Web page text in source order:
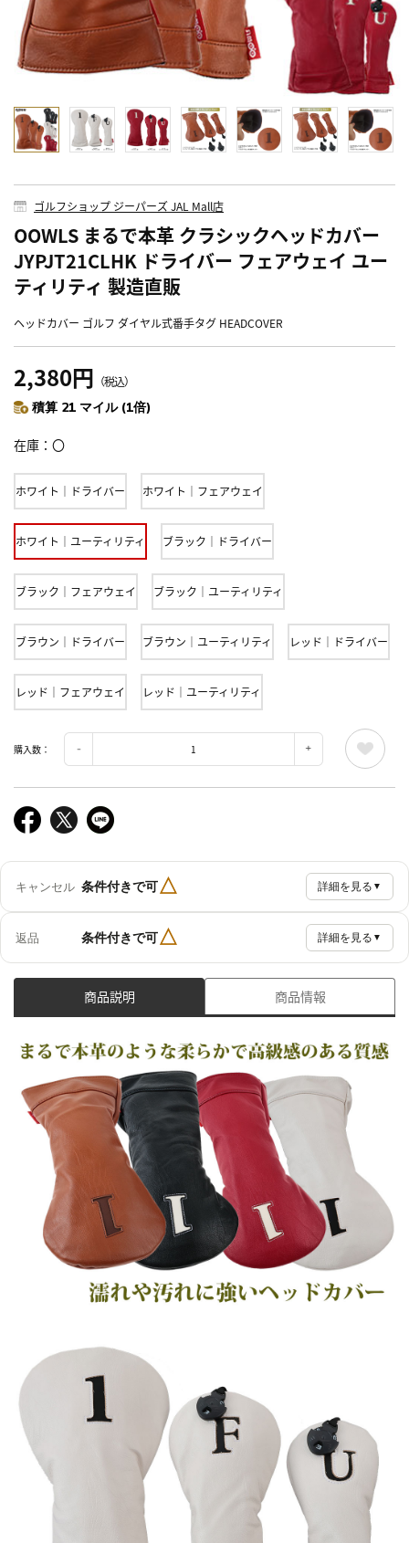
ゴルフショップ ジーパーズ JAL Mall店
OOWLS まるで本革 クラシックヘッドカバー
JYPJT21CLHK ドライバー フェアウェイ ユー
ティリティ 製造直販
ヘッドカバー ゴルフ ダイヤル式番手タグ HEADCOVER
2,380円 （税込）
積算 21 マイル (1倍)
在庫 〇
ホワイト｜ドライバー ホワイト｜フェアウェイ
ホワイト｜ユーティリティ ブラック｜ドライバー
ブラック｜フェアウェイ ブラック｜ユーティリティ
ブラウン｜ドライバー ブラウン｜ユーティリティ レッド｜ドライバー
レッド｜フェアウェイ レッド｜ユーティリティ
購入数：
キャンセル 条件付きで可△ 詳細を見る ▼
返品 条件付きで可△ 詳細を見る ▼
商品説明 商品情報